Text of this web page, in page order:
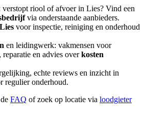
verstopt riool of afvoer in Lies? Vind een
via onderstaande aanbieders.
Lies voor inspectie, reiniging en onderhoud
en leidingwerk: vakmensen voor
en advies overkosten
echte reviews en inzicht in
onderhoud.
FAQ of zoek op locatie via loodgieter